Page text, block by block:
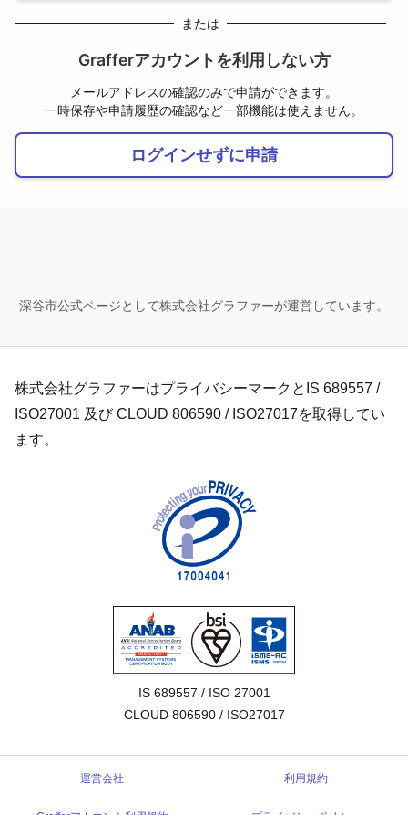
または
Grafferアカウントを利用しない方
メールアドレスの確認のみで申請ができます。
一時保存や申請履歴の確認など一部機能は使えません。
ログインせずに申請
深谷市公式ページとして株式会社グラファーが運営しています。
株式会社グラファーはプライバシーマークとIS 689557 /
ISO27001 及び CLOUD 806590 / ISO27017を取得してい
ます。
IS 689557 / ISO 27001
CLOUD 806590 / ISO27017
運営会社 利用規約